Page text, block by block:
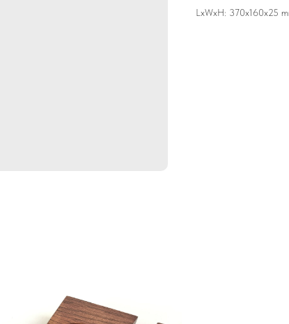
LxWxH: 370x160x25